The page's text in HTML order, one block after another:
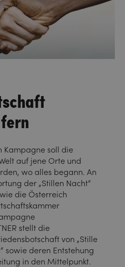
Kampagne soll die
auf jene Orte und
wo alles begann. An
der „Stillen Nacht“
die Österreich
stellt die
von „Stille
sowie deren Entstehung
in den Mittelpunkt.